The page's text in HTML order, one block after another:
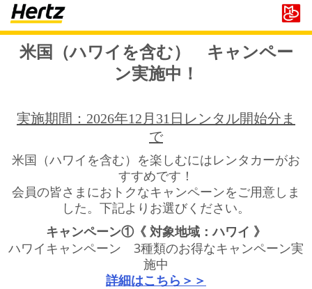
米国（ハワイを含む） キャンペー
ン実施中！
実施期間：2026年12月31日レンタル開始分ま
で
米国（ハワイを含む）を楽しむにはレンタカーがお
すすめです！
会員の皆さまにおトクなキャンペーンをご用意しま
した。下記よりお選びください。
​​キャンペーン①《 対象地域：ハワイ 》
ハワイキャンペーン 3種類のお得なキャンペーン実
施中
詳細はこちら＞＞